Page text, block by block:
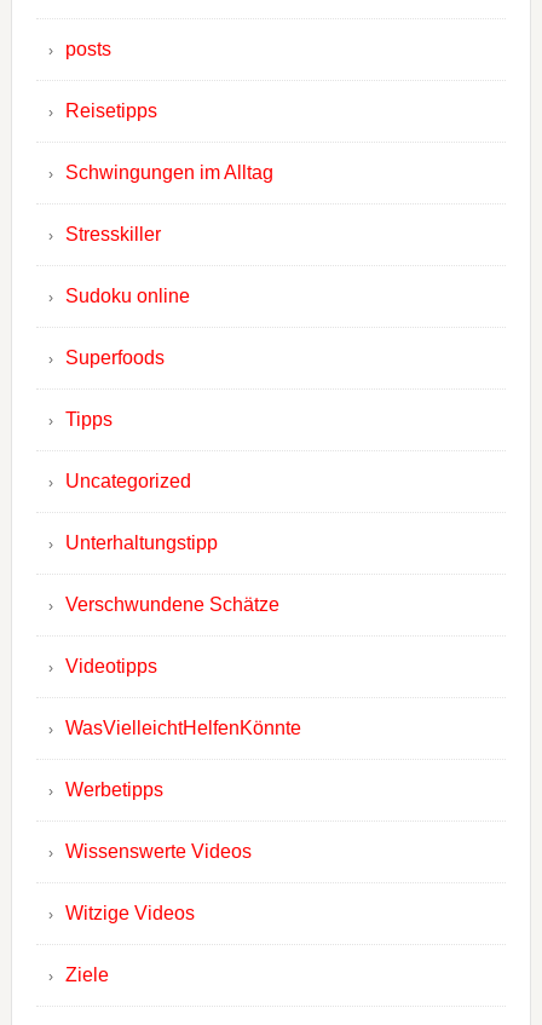
posts
Reisetipps
Schwingungen im Alltag
Stresskiller
Sudoku online
Superfoods
Tipps
Uncategorized
Unterhaltungstipp
Verschwundene Schätze
Videotipps
WasVielleichtHelfenKönnte
Werbetipps
Wissenswerte Videos
Witzige Videos
Ziele